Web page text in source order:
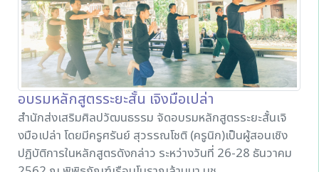
อบรมหลักสูตรระยะสั้น เจิงมือเปล่า
สำนักส่งเสริมศิลปวัฒนธรรม จัดอบรมหลักสูตรระยะสั้นเจิ
งมือเปล่า โดยมีครูศรันย์ สุวรรณโชติ (ครูนิก)เป็นผู้สอนเชิง
ปฏิบัติการในหลักสูตรดังกล่าว ระหว่างวันที่ 26-28 ธันวาคม